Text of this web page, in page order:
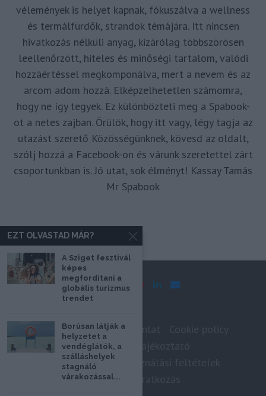
vélemények is helyet kapnak, fókuszálva a wellness
és termálfürdők, strandok témájára. Itt nincsen
hivatkozás nélküli anyag, kizárólag többszörösen
leellenőrzött, hiteles és minőségi tartalom, valódi
hozzáértéssel megkomponálva, mert a nevem és az
arcom adom hozzá. Elképzelhetetlen számomra,
hogy ne így tegyek. Ez különbözteti meg a Spabook-
ot a netes zajban. Örülök, hogy itt vagy, légy tagja az
utazást szerető Közösségünknek, kövesd az oldalt,
szólj hozzá a Facebook-on és várunk szeretettel zárt
csoportunkban is. Jó utat, sok élményt! Kassay Tamás
Mr Spabook
Impresszum Médiaajánlat
Adatkezelési tájékoztató
Szerzői jogok, felhasználási feltételek
Hírlevél feliratkozás
EZT OLVASTAD MÁR?
A Sziget fesztivál
képes
megfordítani a
globális turizmus
trendet
Borúsan látják a
helyzetet a
vendéglátók, a
szálláshelyek
stagnáló
várakozással...